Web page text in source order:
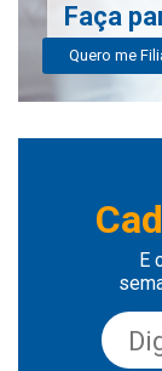
Faça
Quero me
E